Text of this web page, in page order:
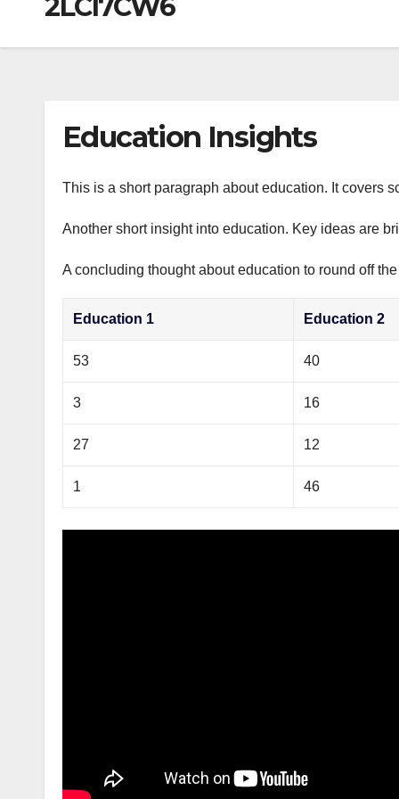
2LCI7CW6
Education Insights
This is a short paragraph about education. It covers
Another short insight into education. Key ideas are
A concluding thought about education to round off
Education 1 Education 2
53 40
3 16
27 12
1 46
m